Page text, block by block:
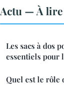
Actu — À lire
Les sacs à dos
essentiels pour
Quel est le rôle